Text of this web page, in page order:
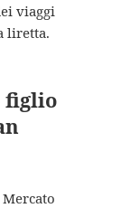
viaggi
liretta.
figlio